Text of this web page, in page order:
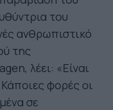
του
ανθρωπιστικό
της
λέει: «Είναι
φορές οι
σε